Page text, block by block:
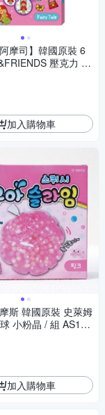
摩司】韓國原裝 6
壓克力 模
璃彩繪 組/ 組 SD10
加入購物車
斯 韓國原裝 史萊姆
小粉晶 / 組 AS120
加入購物車